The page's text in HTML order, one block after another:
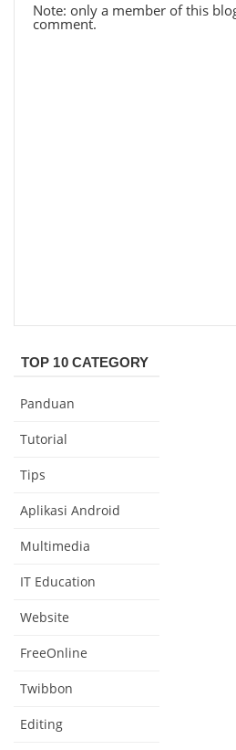
Note: only a member of this
comment.
TOP 10 CATEGORY
Panduan
Tutorial
Tips
Aplikasi Android
Multimedia
IT Education
Website
FreeOnline
Twibbon
Editing